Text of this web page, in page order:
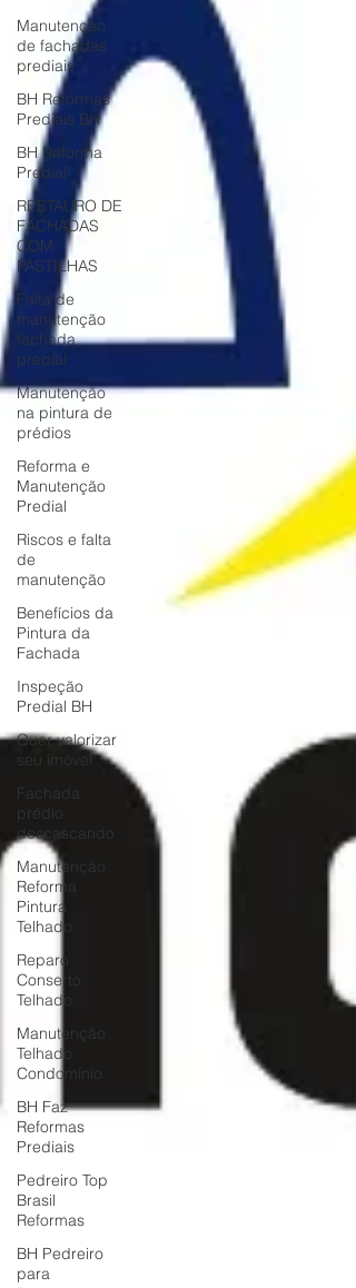
Manutenção
de fachadas
prediais
BH Reformas
Prediais BH
BH Reforma
Predial
RESTAURO DE
FACHADAS
COM
PASTILHAS
Falta de
manutenção
fachada
predial
Manutenção
na pintura de
prédios
Reforma e
Manutenção
Predial
Riscos e falta
de
manutenção
Benefícios da
Pintura da
Fachada
Inspeção
Predial BH
Quer valorizar
seu imóvel
Fachada
prédio
descascando
Manutenção
Reforma
Pintura
Telhado
Reparo
Conserto
Telhado
Manutenção
Telhado
Condomínio
BH Faz
Reformas
Prediais
Pedreiro Top
Brasil
Reformas
BH Pedreiro
para